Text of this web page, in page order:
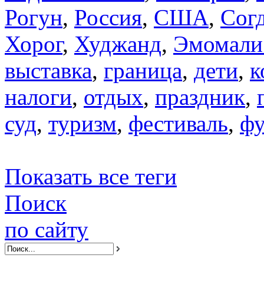
Рогун, Россия, США,
Хорог, Худжанд,
выставка, граница, дети,
налоги, отдых, праздник,
суд, туризм, фестиваль,
Показать все теги
Поиск
по сайту